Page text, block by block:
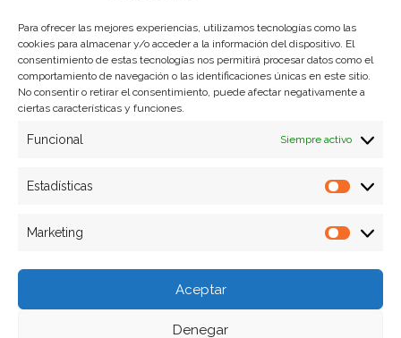
Para ofrecer las mejores experiencias, utilizamos tecnologías como las
cookies para almacenar y/o acceder a la información del dispositivo. El
consentimiento de estas tecnologías nos permitirá procesar datos como el
comportamiento de navegación o las identificaciones únicas en este sitio.
No consentir o retirar el consentimiento, puede afectar negativamente a
ciertas características y funciones.
Funcional Siempre activo
Estadísticas
Marketing
Aceptar
Denegar
Formas de pago
Plazos y condiciones de envio
Politica de devoluciones